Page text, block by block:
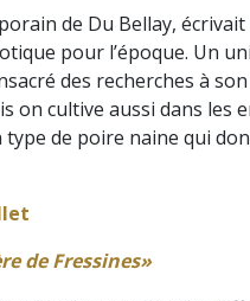
de Du Bellay,
pour l’époque. Un
des recherches à
on cultive aussi dans les
de poire naine qui
de Fressines»